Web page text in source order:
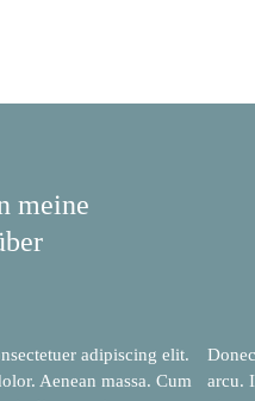
meine
adipiscing elit.
Aenean massa. Cum
arcu.